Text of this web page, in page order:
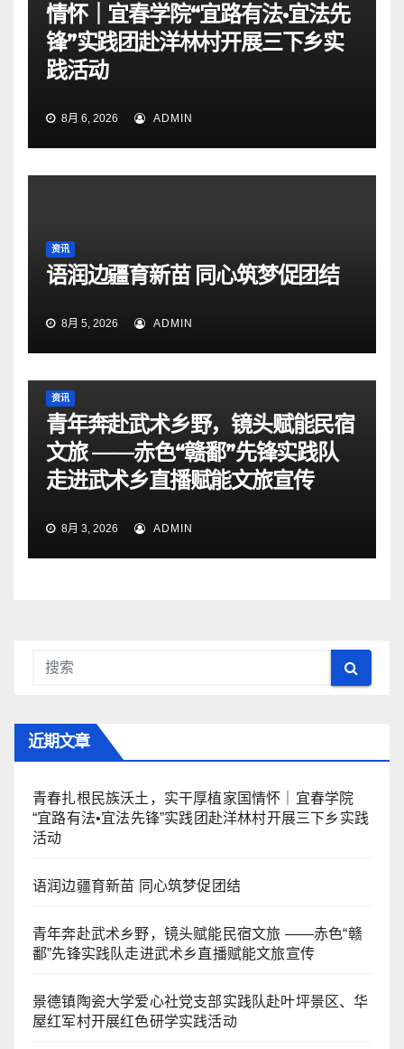
情怀｜宜春学院“宜路有法•宜法先
锋”实践团赴洋林村开展三下乡实
践活动
8月 6, 2026 ADMIN
资讯
语润边疆育新苗 同心筑梦促团结
8月 5, 2026 ADMIN
资讯
青年奔赴武术乡野，镜头赋能民宿
文旅 ——赤色“赣鄱”先锋实践队
走进武术乡直播赋能文旅宣传
8月 3, 2026 ADMIN
近期文章
青春扎根民族沃土，实干厚植家国情怀｜宜春学院
“宜路有法•宜法先锋”实践团赴洋林村开展三下乡实践
活动
语润边疆育新苗 同心筑梦促团结
青年奔赴武术乡野，镜头赋能民宿文旅 ——赤色“赣
鄱”先锋实践队走进武术乡直播赋能文旅宣传
景德镇陶瓷大学爱心社党支部实践队赴叶坪景区、华
屋红军村开展红色研学实践活动